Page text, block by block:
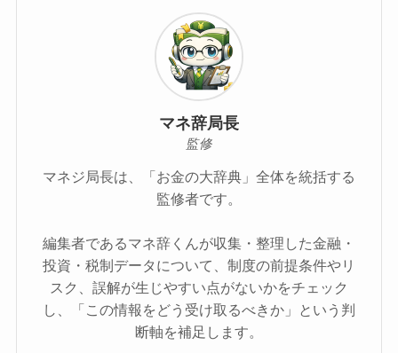
マネ辞局長
監修
マネジ局長は、「お金の大辞典」全体を統括する
監修者です。
編集者であるマネ辞くんが収集・整理した金融・
投資・税制データについて、制度の前提条件やリ
スク、誤解が生じやすい点がないかをチェック
し、「この情報をどう受け取るべきか」という判
断軸を補足します。